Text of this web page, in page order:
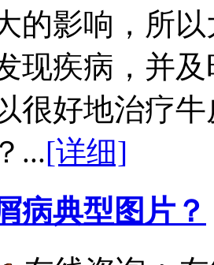
的影响，所
现疾病，并
很好地治疗
...[详细]
病典型图片？